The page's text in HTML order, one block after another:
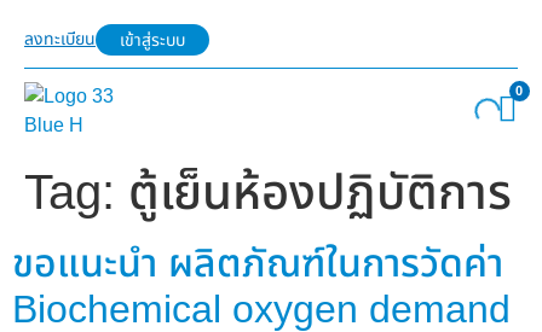
ลงทะเบียน เข้าสู่ระบบ
0
Tag: ตู้เย็นห้องปฏิบัติการ
ขอแนะนำ ผลิตภัณฑ์ในการวัดค่า
Biochemical oxygen demand